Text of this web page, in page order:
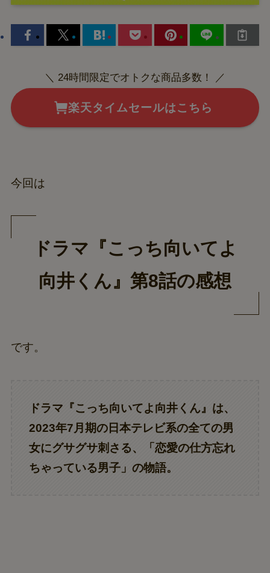
＼ 24時間限定でオトクな商品多数！ ／
楽天タイムセールはこちら
今回は
ドラマ『こっち向いてよ
向井くん』第8話の感想
です。
ドラマ『こっち向いてよ向井くん』は、
2023年7月期の日本テレビ系の全ての男
女にグサグサ刺さる、「恋愛の仕方忘れ
ちゃっている男子」の物語。